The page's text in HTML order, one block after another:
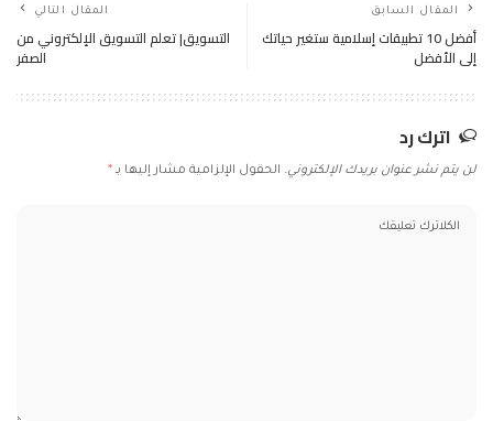
المقال السابق
أفضل 10 تطبيقات إسلامية ستغير حياتك
إلى الأفضل
المقال التالي
التسويق| تعلم التسويق الإلكتروني من
الصفر
اترك رد
لن يتم نشر عنوان بريدك الإلكتروني. الحقول الإلزامية مشار إليها بـ *